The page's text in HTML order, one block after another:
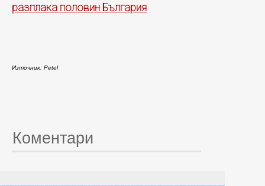
разплака половин България
Източник: Petel
Коментари